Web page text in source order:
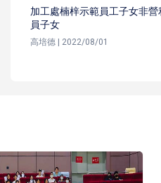
加工處楠梓示範員工子女非
員子女
高培德 | 2022/08/01